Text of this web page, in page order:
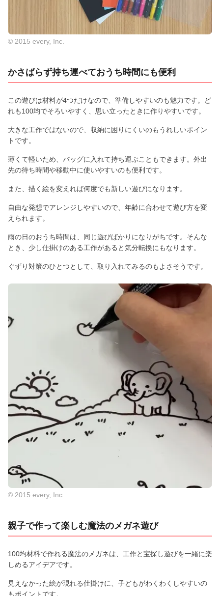
© 2015 every, Inc.
かさばらず持ち運べておうち時間にも便利
この遊びは材料が4つだけなので、準備しやすいのも魅力です。ど
れも100均でそろいやすく、思い立ったときに作りやすいです。
大きな工作ではないので、収納に困りにくいのもうれしいポイン
トです。
薄くて軽いため、バッグに入れて持ち運ぶこともできます。外出
先の待ち時間や移動中に使いやすいのも便利です。
また、描く絵を変えれば何度でも新しい遊びになります。
自由な発想でアレンジしやすいので、年齢に合わせて遊び方を変
えられます。
雨の日のおうち時間は、同じ遊びばかりになりがちです。そんな
とき、少し仕掛けのある工作があると気分転換にもなります。
ぐずり対策のひとつとして、取り入れてみるのもよさそうです。
© 2015 every, Inc.
親子で作って楽しむ魔法のメガネ遊び
100均材料で作れる魔法のメガネは、工作と宝探し遊びを一緒に楽
しめるアイデアです。
見えなかった絵が現れる仕掛けに、子どもがわくわくしやすいの
もポイントです。